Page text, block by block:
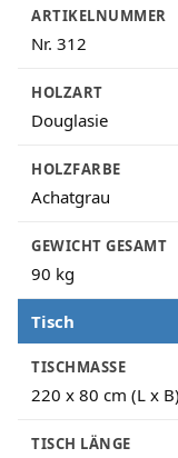
ARTIKELNUMMER
Nr. 312
HOLZART
Douglasie
HOLZFARBE
Achatgrau
GEWICHT GESAMT
90 kg
Tisch
TISCHMASSE
220 x 80 cm (L x B)
TISCH LÄNGE